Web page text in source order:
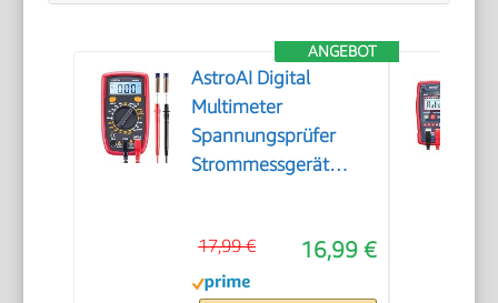
ANGEBOT
AstroAI Digital
Multimeter
Spannungsprüfer
Strommessgerät
16,99 €
17,99 €